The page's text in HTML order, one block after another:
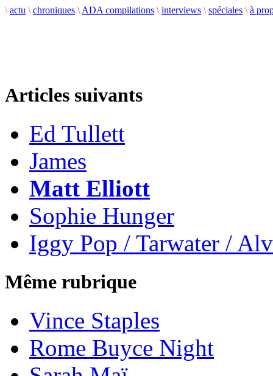
\ actu \ chroniques \ ADA compilations \ interviews \ spéciales \ à
Articles suivants
Ed Tullett
James
Matt Elliott
Sophie Hunger
Iggy Pop / Tarwater /
Même rubrique
Vince Staples
Rome Buyce Night